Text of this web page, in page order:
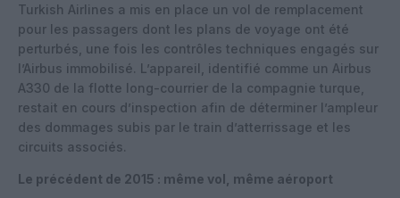
Turkish Airlines a mis en place un vol de remplacement
pour les passagers dont les plans de voyage ont été
perturbés, une fois les contrôles techniques engagés sur
l’Airbus immobilisé. L’appareil, identifié comme un Airbus
A330 de la flotte long-courrier de la compagnie turque,
restait en cours d’inspection afin de déterminer l’ampleur
des dommages subis par le train d’atterrissage et les
circuits associés.
Le précédent de 2015 : même vol, même aéroport